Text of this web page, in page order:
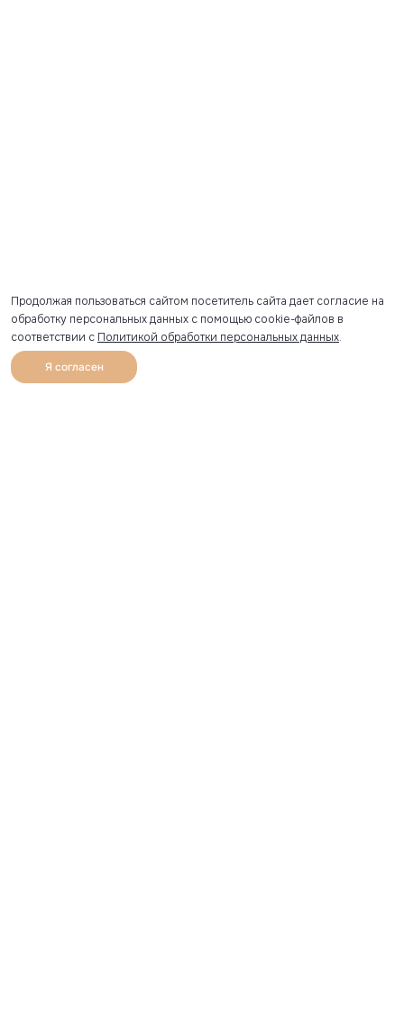
Каталог Избранное
Продолжая пользоваться сайтом посетитель сайта дает согласие на
обработку персональных данных с помощью cookie-файлов в
соответствии с Политикой обработки персональных данных.
Я согласен